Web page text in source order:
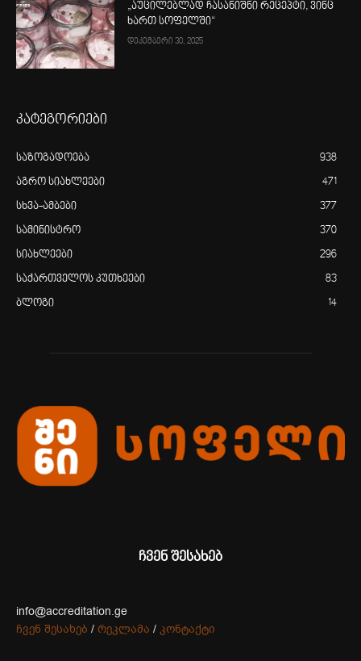
„აუცილებლად ჩასანიშნი რეცეპტი, ვინც
ხართ სოფელში“
დეკემბერი 30, 2025
კატეგორიები
საზოგადოება 938
აგრო სიახლეები 471
სხვა-ამბები 377
სამინისტრო 370
სიახლეები 296
საქართველოს კუთხეები 83
ბლოგი 14
ჩვენ შესახებ
info@accreditation.ge
ჩვენ შესახებ / რეკლამა / კონტაქტი